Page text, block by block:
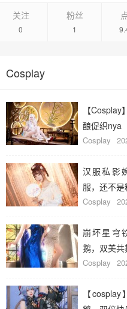
关注
0
粉丝
1
Cosplay
【
酿促织nya
Cosplay
汉服私影
服，还不
Cosplay
崩坏星穹
鹅，双美共
Cosplay
【